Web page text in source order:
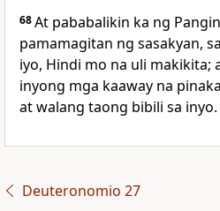
68At pababalikin ka ng
pamamagitan ng sasakyan,
iyo, Hindi mo na uli makikita;
inyong mga kaaway na
at walang taong bibili sa inyo.
Deuteronomio 27